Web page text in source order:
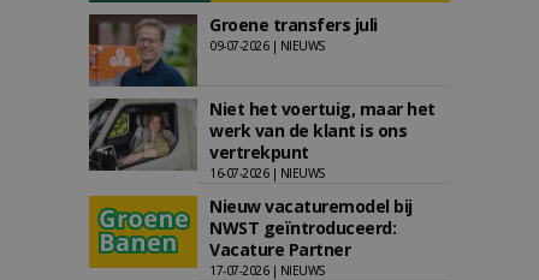
Groene transfers juli
09-07-2026 | NIEUWS
Niet het voertuig, maar het
werk van de klant is ons
vertrekpunt
16-07-2026 | NIEUWS
Nieuw vacaturemodel bij
NWST geïntroduceerd:
Vacature Partner
17-07-2026 | NIEUWS